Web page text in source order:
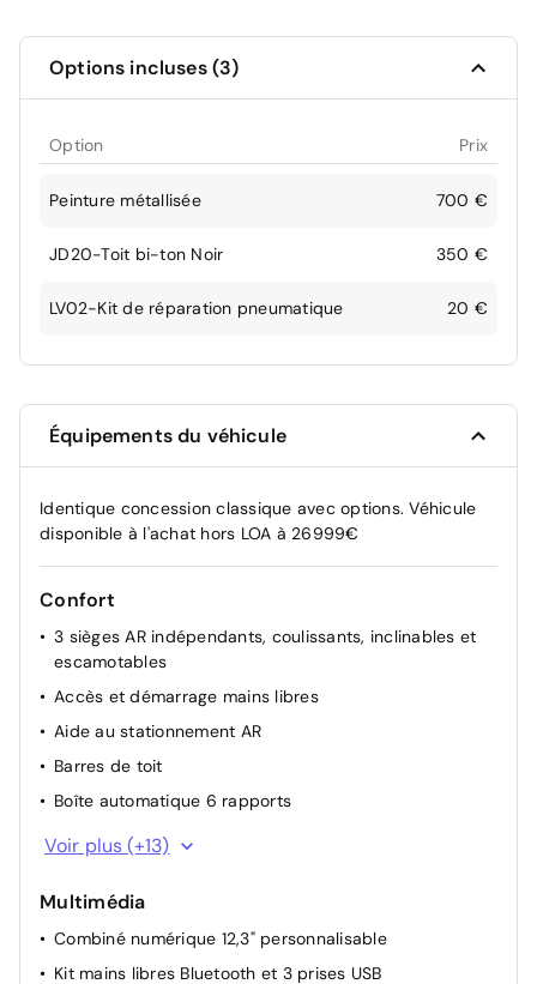
Options incluses (3)
Option Prix
Peinture métallisée 700 €
JD20-Toit bi-ton Noir 350 €
LV02-Kit de réparation pneumatique 20 €
Équipements du véhicule
Identique concession classique avec options. Véhicule
disponible à l'achat hors LOA à 26999€
Confort
3 sièges AR indépendants, coulissants, inclinables et
escamotables
Accès et démarrage mains libres
Aide au stationnement AR
Barres de toit
Boîte automatique 6 rapports
Climatisation automatique bi-zone
Essuie-vitres AV automatique Magic Wash
Lève-vitres AV et AR électriques et séquentiels
Plancher de coffre escamotable
Voir plus (+13)
Multimédia
Combiné numérique 12,3" personnalisable
Kit mains libres Bluetooth et 3 prises USB